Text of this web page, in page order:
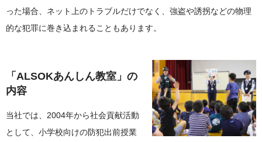
った場合、ネット上のトラブルだけでなく、強盗や誘拐などの物理
的な犯罪に巻き込まれることもあります。
「ALSOKあんしん教室」の
内容
当社では、2004年から社会貢献活動
として、小学校向けの防犯出前授業